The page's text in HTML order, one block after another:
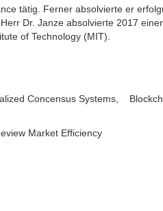
tätig. Ferner absolvierte er
Dr. Janze absolvierte 2017
of Technology (MIT).
Concensus Systems,
Market Efficiency